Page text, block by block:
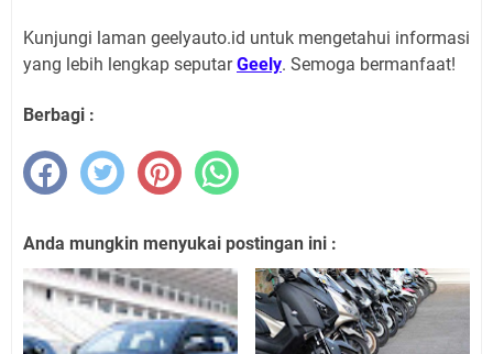
Kunjungi laman geelyauto.id untuk mengetahui informasi
yang lebih lengkap seputarGeely. Semoga bermanfaat!
Berbagi :
Anda mungkin menyukai postingan ini :